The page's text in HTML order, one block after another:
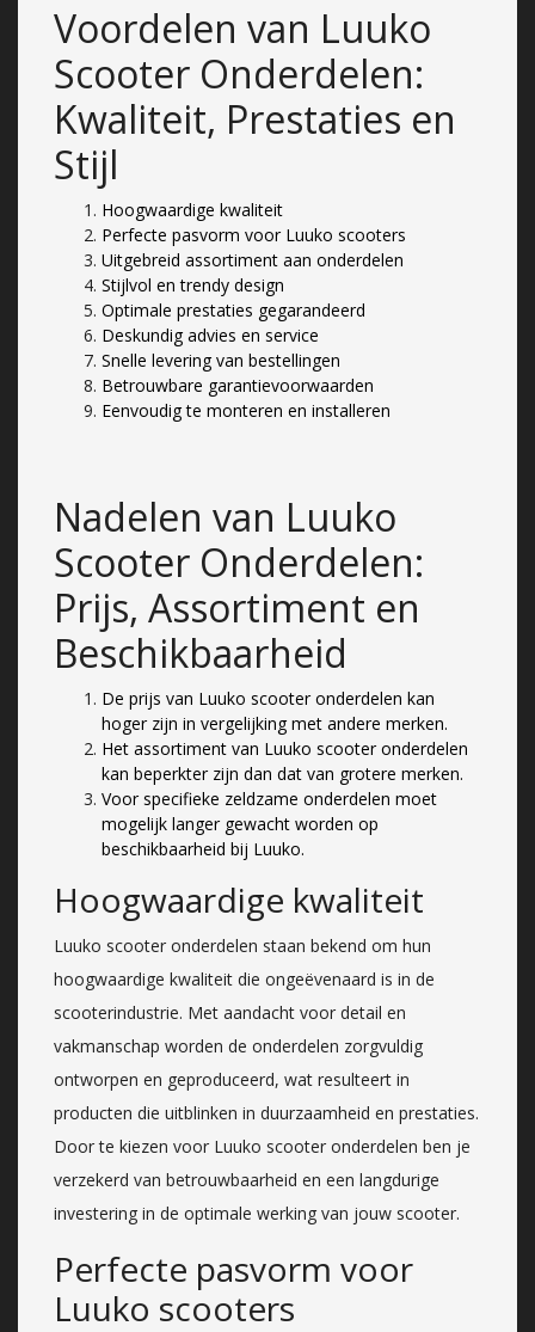
Voordelen van Luuko
Scooter Onderdelen:
Kwaliteit, Prestaties en
Stijl
Hoogwaardige kwaliteit
Perfecte pasvorm voor Luuko scooters
Uitgebreid assortiment aan onderdelen
Stijlvol en trendy design
Optimale prestaties gegarandeerd
Deskundig advies en service
Snelle levering van bestellingen
Betrouwbare garantievoorwaarden
Eenvoudig te monteren en installeren
Nadelen van Luuko
Scooter Onderdelen:
Prijs, Assortiment en
Beschikbaarheid
De prijs van Luuko scooter onderdelen kan
hoger zijn in vergelijking met andere merken.
Het assortiment van Luuko scooter onderdelen
kan beperkter zijn dan dat van grotere merken.
Voor specifieke zeldzame onderdelen moet
mogelijk langer gewacht worden op
beschikbaarheid bij Luuko.
Hoogwaardige kwaliteit
Luuko scooter onderdelen staan bekend om hun
hoogwaardige kwaliteit die ongeëvenaard is in de
scooterindustrie. Met aandacht voor detail en
vakmanschap worden de onderdelen zorgvuldig
ontworpen en geproduceerd, wat resulteert in
producten die uitblinken in duurzaamheid en prestaties.
Door te kiezen voor Luuko scooter onderdelen ben je
verzekerd van betrouwbaarheid en een langdurige
investering in de optimale werking van jouw scooter.
Perfecte pasvorm voor
Luuko scooters